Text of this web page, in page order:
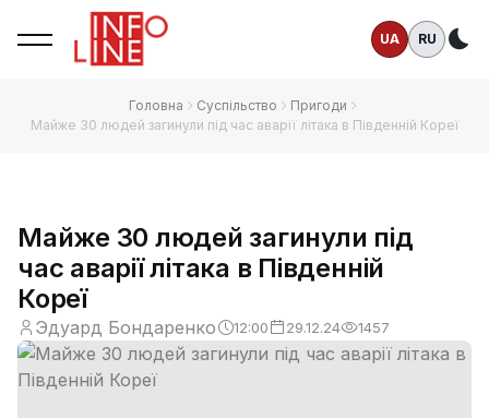
UA RU
Головна Суспільство
Пригоди
Майже 30 людей загинули під час аварії літака в Південній Кореї
Майже 30 людей загинули під
час аварії літака в Південній
Кореї
Эдуард Бондаренко 12:00 29.12.24 1457